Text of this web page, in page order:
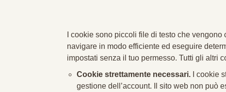
I cookie sono piccoli file di testo che
navigare in modo efficiente ed eseguire
impostati senza il tuo permesso. Tutti gli altri
Cookie strettamente necessari. I cookie
gestione dell’account. Il sito web non può